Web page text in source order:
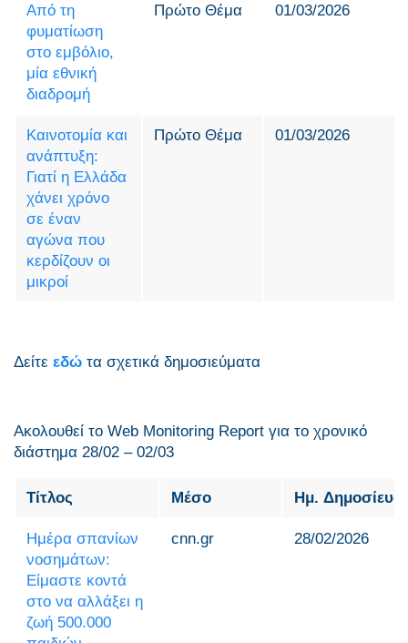
Από τη
φυματίωση
στο εμβόλιο,
μία εθνική
διαδρομή
Πρώτο Θέμα 01/03/2026
Καινοτομία και
ανάπτυξη:
Γιατί η Ελλάδα
χάνει χρόνο
σε έναν
αγώνα που
κερδίζουν οι
μικροί
Πρώτο Θέμα 01/03/2026
Δείτε εδώ τα σχετικά δημοσιεύματα
Ακολουθεί το Web Monitoring Report για τo χρονικό
διάστημα 28/02 – 02/03
Τίτλος Μέσο Ημ.
Ημέρα σπανίων
νοσημάτων:
Είμαστε κοντά
στο να αλλάξει η
ζωή 500.000
cnn.gr 28/02/2026